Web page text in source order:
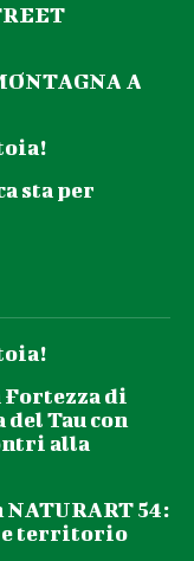
A
sta per
di
del Tau con
alla
54:
e territorio